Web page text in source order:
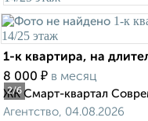
2/6
1-к квартира, на
8 000 ₽ в месяц
ЖК Смарт-квартал
Агентство, 04.08.2026